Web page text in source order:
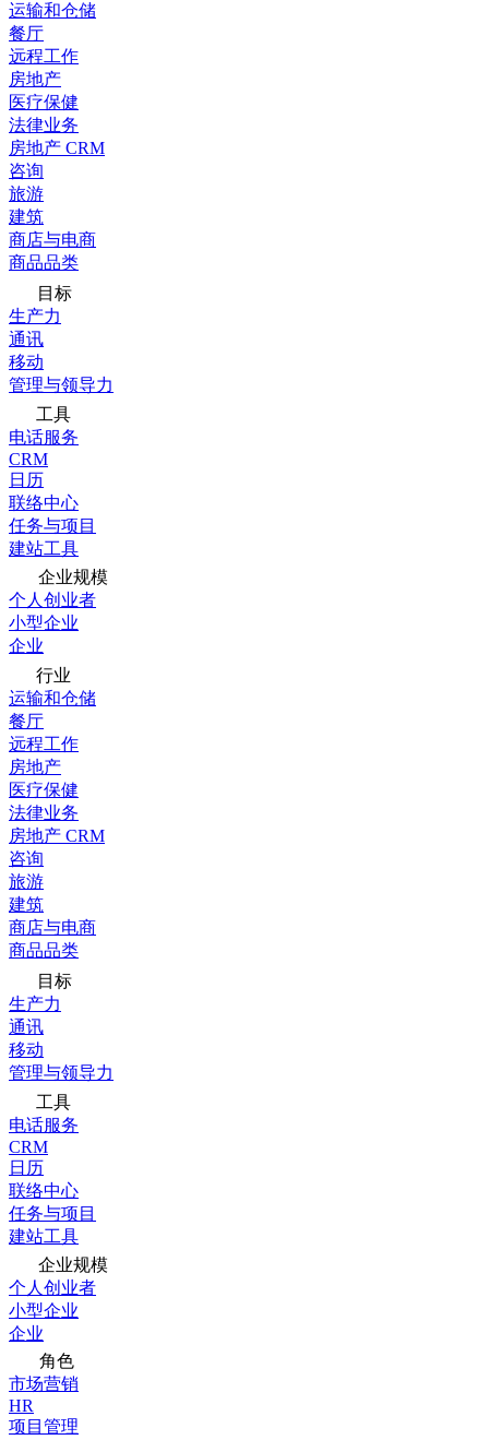
运输和仓储
餐厅
远程工作
房地产
医疗保健
法律业务
房地产 CRM
咨询
旅游
建筑
商店与电商
商品品类
目标
生产力
通讯
移动
管理与领导力
工具
电话服务
CRM
日历
联络中心
任务与项目
建站工具
企业规模
个人创业者
小型企业
企业
行业
运输和仓储
餐厅
远程工作
房地产
医疗保健
法律业务
房地产 CRM
咨询
旅游
建筑
商店与电商
商品品类
目标
生产力
通讯
移动
管理与领导力
工具
电话服务
CRM
日历
联络中心
任务与项目
建站工具
企业规模
个人创业者
小型企业
企业
角色
市场营销
HR
项目管理